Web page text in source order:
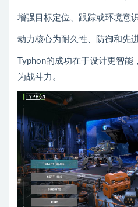
增强目标定位、跟踪或环境意
动力核心为耐久性、防御和先
Typhon的成功在于设计更智
为战斗力。